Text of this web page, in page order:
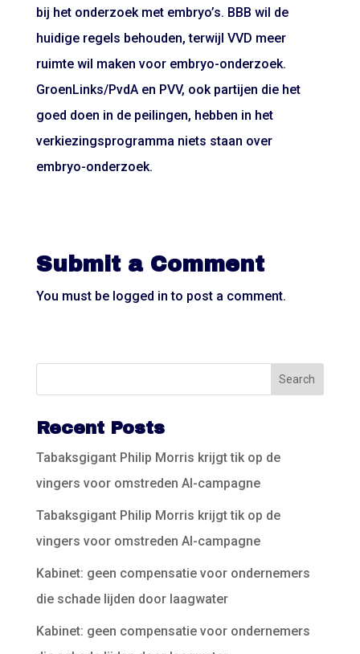
bij het onderzoek met embryo’s. BBB wil de
huidige regels behouden, terwijl VVD meer
ruimte wil maken voor embryo-onderzoek.
GroenLinks/PvdA en PVV, ook partijen die het
goed doen in de peilingen, hebben in het
verkiezingsprogramma niets staan over
embryo-onderzoek.
Submit a Comment
You must be logged in to post a comment.
Recent Posts
Tabaksgigant Philip Morris krijgt tik op de
vingers voor omstreden AI-campagne
Tabaksgigant Philip Morris krijgt tik op de
vingers voor omstreden AI-campagne
Kabinet: geen compensatie voor ondernemers
die schade lijden door laagwater
Kabinet: geen compensatie voor ondernemers